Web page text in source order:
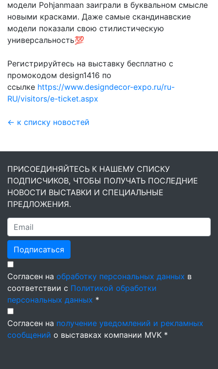
модели Pohjanmaan заиграли в буквальном смысле
новыми красками. Даже самые скандинавские
модели показали свою стилистическую
универсальность💯
Регистрируйтесь на выставку бесплатно с
промокодом design1416 по
ссылке https://www.designdecor-expo.ru/ru-
RU/visitors/e-ticket.aspx
← к списку новостей
ПРИСОЕДИНЯЙТЕСЬ К НАШЕМУ СПИСКУ
ПОДПИСЧИКОВ, ЧТОБЫ ПОЛУЧАТЬ ПОСЛЕДНИЕ
НОВОСТИ ВЫСТАВКИ И СПЕЦИАЛЬНЫЕ
ПРЕДЛОЖЕНИЯ.
Подписаться
Согласен на обработку персональных данных в
соответствии с Политикой обработки
персональных данных *
Согласен на получение уведомлений и рекламных
сообщений о выставках компании MVK *